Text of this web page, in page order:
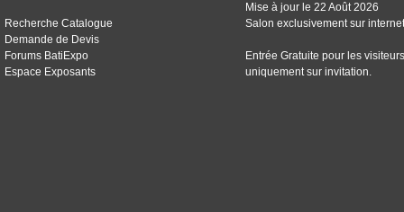
Recherche Catalogue
Demande de Devis
Forums BatiExpo
Espace Exposants
Mise à jour le 22 Août 2026
Salon exclusivement sur internet
Entrée Gratuite pour les visiteurs
uniquement sur invitation.